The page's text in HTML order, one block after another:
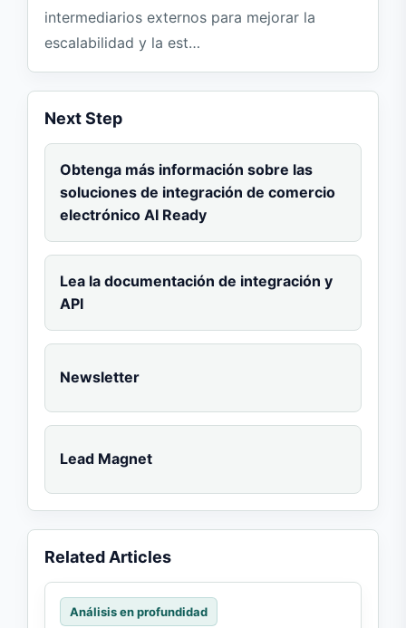
intermediarios externos para mejorar la
escalabilidad y la est…
Next Step
Obtenga más información sobre las
soluciones de integración de comercio
electrónico AI Ready
Lea la documentación de integración y
API
Newsletter
Lead Magnet
Related Articles
Análisis en profundidad